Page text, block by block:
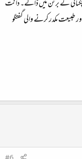
چکنائی کے برتن میں ڈالے۔ دانت
طبیعت مکدر کرنے والی گفتگو